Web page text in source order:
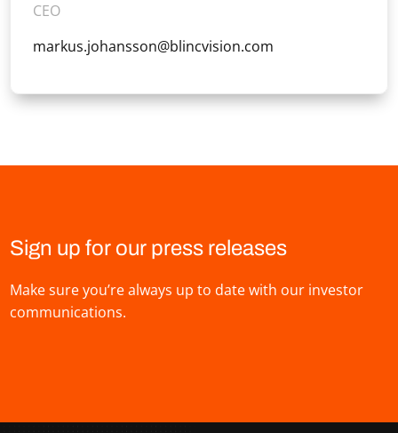
CEO
markus.johansson@blincvision.com
Sign up for our press releases
Make sure you’re always up to date with our investor
communications.